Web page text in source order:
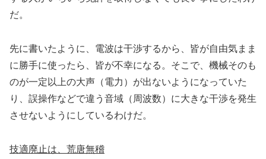
だ。
先に書いたように、電波は干渉するから、皆が自由気まま
に勝手に使ったら、皆が不幸になる。そこで、機械そのも
のが一定以上の大声（電力）が出ないようになっていた
り、誤操作などで違う音域（周波数）に大きな干渉を発生
させないようにしているわけだ。
技適廃止は、荒唐無稽